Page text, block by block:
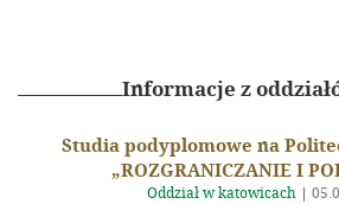
Informacje z
Studia podyplomowe na
„ROZGRANICZANIE I
Oddział w katowicach|